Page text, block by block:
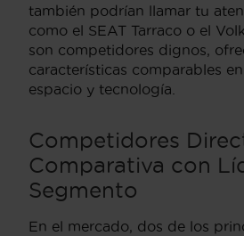
también podrían llamar tu
como el SEAT Tarraco o el
son competidores dignos,
características comparables
espacio y tecnología.
Competidores
Comparativa con
Segmento
En el mercado, dos de los